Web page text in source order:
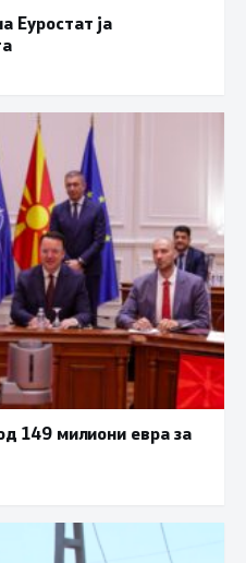
Еуростат ја
149 милиони евра за